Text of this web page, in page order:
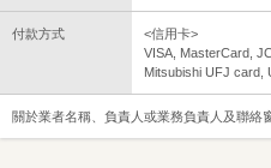
付款方式
<信用卡>
VISA, MasterCard,
Mitsubishi UFJ card,
關於業者名稱、負責人或業務負責人及聯絡